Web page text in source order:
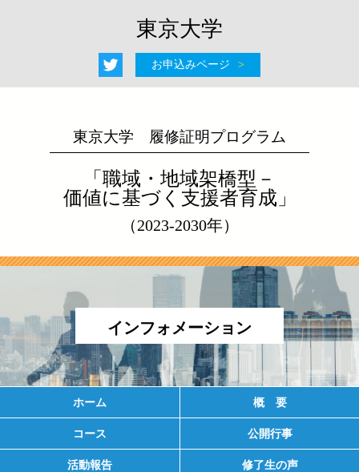
東京大学
お申込みページ
東京大学 履修証明プログラム
「職域・地域架橋型－
価値に基づく支援者育成」
（2023-2030年）
インフォメーション
ホーム 概 要
コース 公開行事
活動報告 修了生の声